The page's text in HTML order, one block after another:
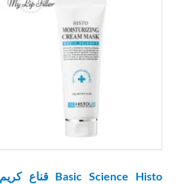
Basic Science Histo قناع كريم